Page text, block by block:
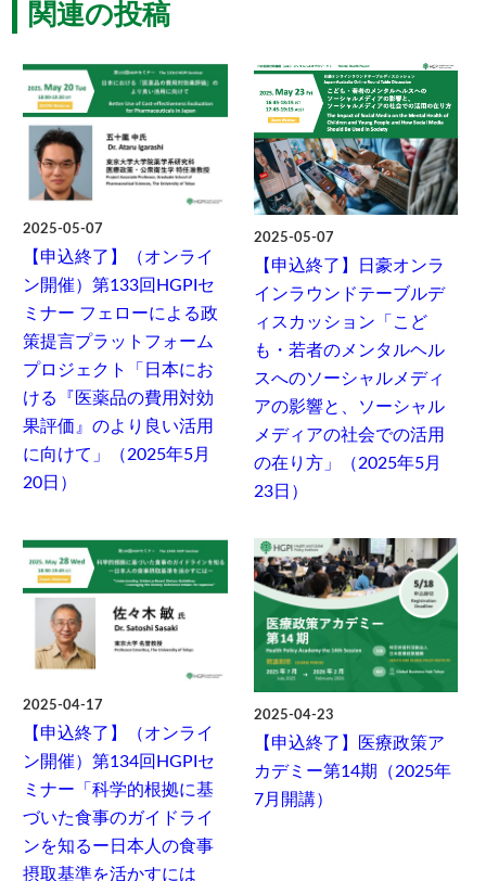
関連の投稿
2025-05-07
【申込終了】（オンライ
ン開催）第133回HGPIセ
ミナー フェローによる政
策提言プラットフォーム
プロジェクト「日本にお
ける『医薬品の費用対効
果評価』のより良い活用
に向けて」（2025年5月
20日）
2025-05-07
【申込終了】日豪オンラ
インラウンドテーブルデ
ィスカッション「こど
も・若者のメンタルヘル
スへのソーシャルメディ
アの影響と、ソーシャル
メディアの社会での活用
の在り方」（2025年5月
23日）
2025-04-17
【申込終了】（オンライ
ン開催）第134回HGPIセ
ミナー「科学的根拠に基
づいた食事のガイドライ
ンを知るー日本人の食事
摂取基準を活かすには
2025-04-23
【申込終了】医療政策ア
カデミー第14期（2025年
7月開講）